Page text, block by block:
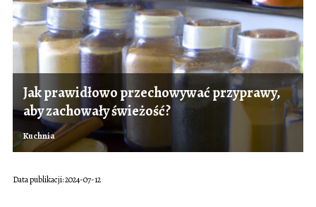
Jak prawidłowo przechowywać przyprawy,
aby zachowały świeżość?
Kuchnia
Data publikacji: 2024-07-12